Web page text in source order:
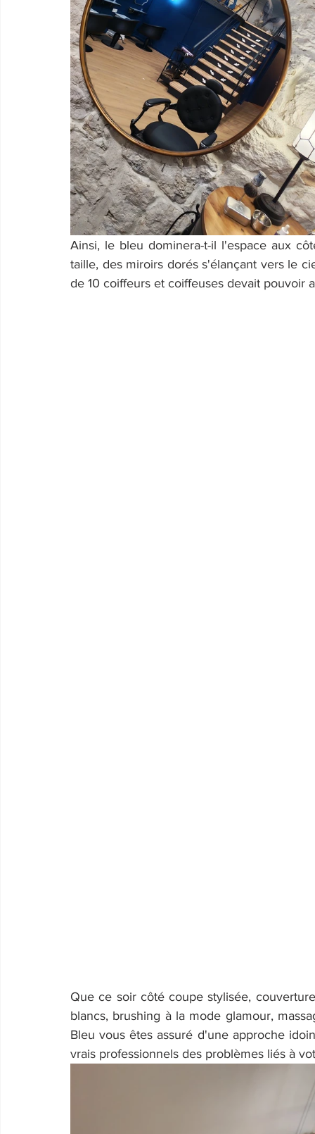
Ainsi, le bleu dominera-t-il l'espace aux
taille, des miroirs dorés s'élançant vers le
de 10 coiffeurs et coiffeuses devait pouvoir
Que ce soir côté coupe stylisée,
blancs, brushing à la mode glamour,
Bleu vous êtes assuré d'une approche
vrais professionnels des problèmes liés à